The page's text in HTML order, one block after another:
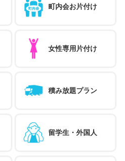
町内会お片付け
女性専用片付け
積み放題プラン
留学生・外国人